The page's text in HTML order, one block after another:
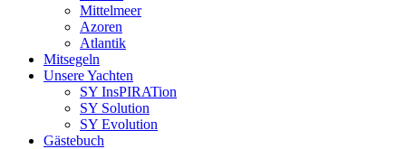
Mittelmeer
Azoren
Atlantik
Mitsegeln
Unsere Yachten
SY InsPIRATion
SY Solution
SY Evolution
Gästebuch